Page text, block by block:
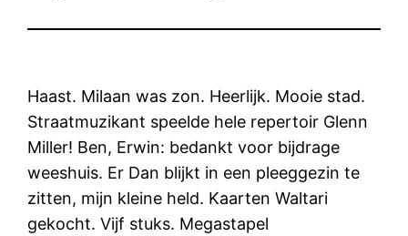
Haast. Milaan was zon. Heerlijk. Mooie stad.
Straatmuzikant speelde hele repertoir Glenn
Miller! Ben, Erwin: bedankt voor bijdrage
weeshuis. Er Dan blijkt in een pleeggezin te
zitten, mijn kleine held. Kaarten Waltari
gekocht. Vijf stuks. Megastapel